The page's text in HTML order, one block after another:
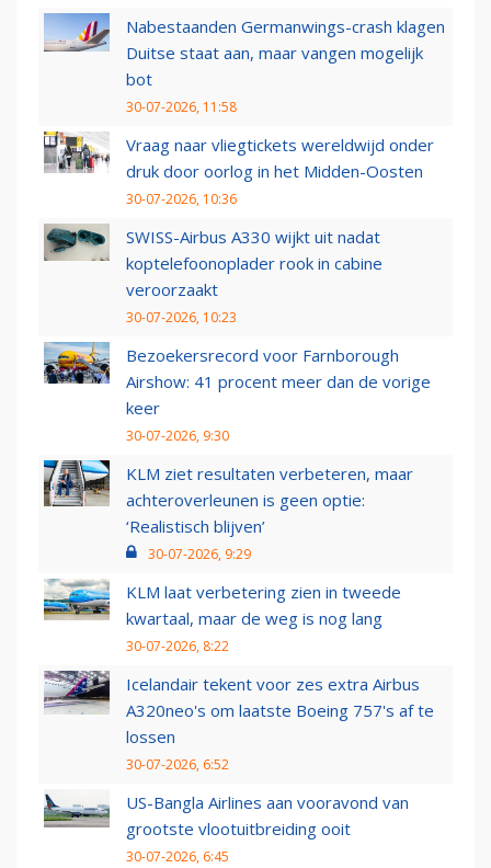
Nabestaanden Germanwings-crash klagen
Duitse staat aan, maar vangen mogelijk
bot
30-07-2026, 11:58
Vraag naar vliegtickets wereldwijd onder
druk door oorlog in het Midden-Oosten
30-07-2026, 10:36
SWISS-Airbus A330 wijkt uit nadat
koptelefoonoplader rook in cabine
veroorzaakt
30-07-2026, 10:23
Bezoekersrecord voor Farnborough
Airshow: 41 procent meer dan de vorige
keer
30-07-2026, 9:30
KLM ziet resultaten verbeteren, maar
achteroverleunen is geen optie:
‘Realistisch blijven’
30-07-2026, 9:29
KLM laat verbetering zien in tweede
kwartaal, maar de weg is nog lang
30-07-2026, 8:22
Icelandair tekent voor zes extra Airbus
A320neo's om laatste Boeing 757's af te
lossen
30-07-2026, 6:52
US-Bangla Airlines aan vooravond van
grootste vlootuitbreiding ooit
30-07-2026, 6:45